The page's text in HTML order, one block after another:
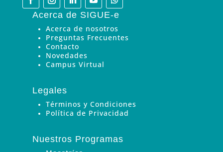
Acerca de SIGUE-e
Acerca de nosotros
Preguntas Frecuentes
Contacto
Novedades
Campus Virtual
Legales
Términos y Condiciones
Política de Privacidad
Nuestros Programas